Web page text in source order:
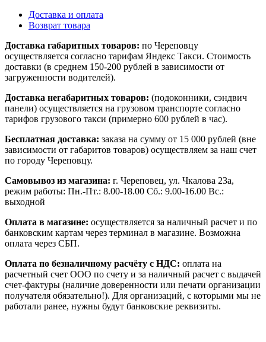
Доставка и оплата
Возврат товара
Доставка габаритных товаров: по Череповцу
осуществляется согласно тарифам Яндекс Такси. Стоимость
доставки (в среднем 150-200 рублей в зависимости от
загруженности водителей).
Доставка негабаритных товаров: (подоконники, сэндвич
панели) осуществляется на грузовом транспорте согласно
тарифов грузового такси (примерно 600 рублей в час).
Бесплатная доставка: заказа на сумму от 15 000 рублей (вне
зависимости от габаритов товаров) осуществляем за наш счет
по городу Череповцу.
Самовывоз из магазина: г. Череповец, ул. Чкалова 23а,
режим работы: Пн.-Пт.: 8.00-18.00 Сб.: 9.00-16.00 Вс.:
выходной
Оплата в магазине: осуществляется за наличный расчет и по
банковским картам через терминал в магазине. Возможна
оплата через СБП.
Оплата по безналичному расчёту с НДС: оплата на
расчетный счет ООО по счету и за наличный расчет с выдачей
счет-фактуры (наличие доверенности или печати организации
получателя обязательно!). Для организаций, с которыми мы не
работали ранее, нужны будут банковские реквизиты.